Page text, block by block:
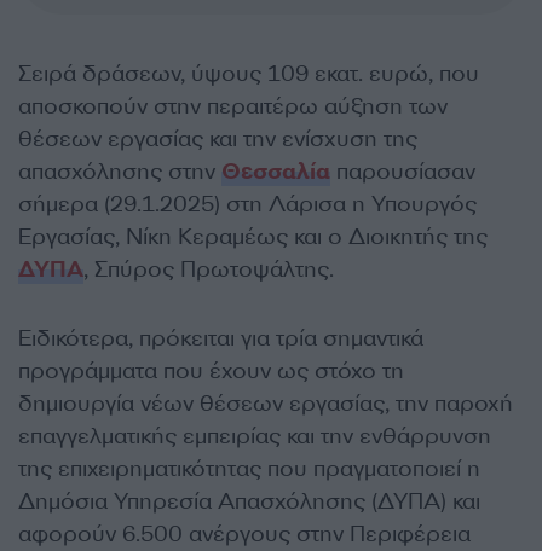
Σειρά δράσεων, ύψους 109 εκατ. ευρώ, που
αποσκοπούν στην περαιτέρω αύξηση των
θέσεων εργασίας και την ενίσχυση της
απασχόλησης στην Θεσσαλία παρουσίασαν
σήμερα (29.1.2025) στη Λάρισα η Υπουργός
Εργασίας, Νίκη Κεραμέως και ο Διοικητής της
ΔΥΠΑ, Σπύρος Πρωτοψάλτης.
Ειδικότερα, πρόκειται για τρία σημαντικά
προγράμματα που έχουν ως στόχο τη
δημιουργία νέων θέσεων εργασίας, την παροχή
επαγγελματικής εμπειρίας και την ενθάρρυνση
της επιχειρηματικότητας που πραγματοποιεί η
Δημόσια Υπηρεσία Απασχόλησης (ΔΥΠΑ) και
αφορούν 6.500 ανέργους στην Περιφέρεια